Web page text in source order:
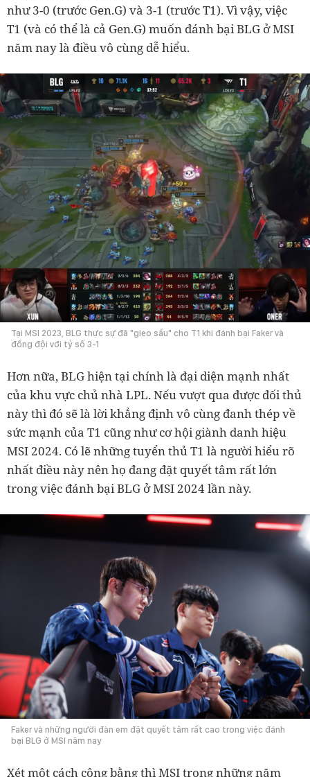
như 3-0 (trước Gen.G) và 3-1 (trước T1). Vì vậy, việc
T1 (và có thể là cả Gen.G) muốn đánh bại BLG ở MSI
năm nay là điều vô cùng dễ hiểu.
Tại MSI 2023, BLG thực sự đã "gieo sầu" cho T1 khi đánh bại Faker và
đồng đội với tỷ số 3-1
Hơn nữa, BLG hiện tại chính là đại diện mạnh nhất
của khu vực chủ nhà LPL. Nếu vượt qua được đối thủ
này thì đó sẽ là lời khẳng định vô cùng đanh thép về
sức mạnh của T1 cũng như cơ hội giành danh hiệu
MSI 2024. Có lẽ những tuyển thủ T1 là người hiểu rõ
nhất điều này nên họ đang đặt quyết tâm rất lớn
trong việc đánh bại BLG ở MSI 2024 lần này.
Faker và những người đàn em đặt quyết tâm rất cao trong việc đánh
bại BLG ở MSI năm nay
Xét một cách công bằng thì MSI trong những năm